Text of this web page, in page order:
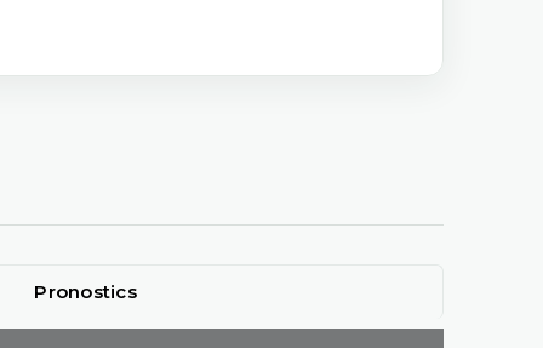
Pronostics